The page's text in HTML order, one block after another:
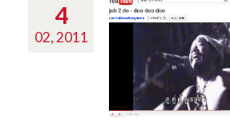
4
02, 2011